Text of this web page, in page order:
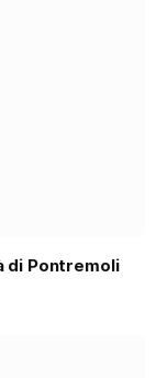
di Pontremoli